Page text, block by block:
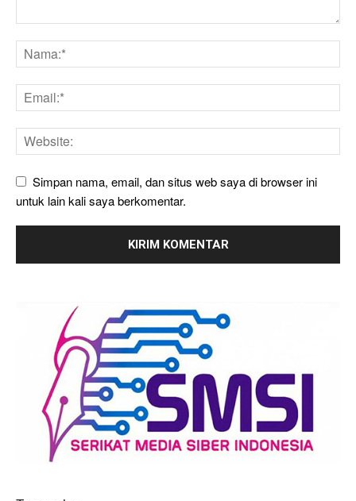
Simpan nama, email, dan situs web saya di browser ini
untuk lain kali saya berkomentar.